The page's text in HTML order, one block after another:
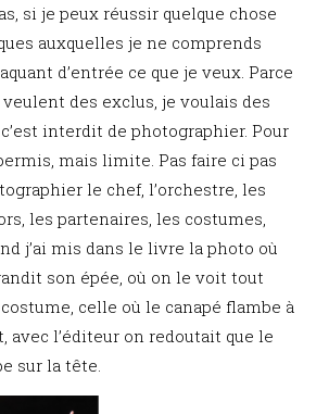
si je peux réussir quelque chose
auxquelles je ne comprends
d’entrée ce que je veux. Parce
des exclus, je voulais des
interdit de photographier. Pour
mais limite. Pas faire ci pas
le chef, l’orchestre, les
les partenaires, les costumes,
j’ai mis dans le livre la photo où
son épée, où on le voit tout
celle où le canapé flambe à
avec l’éditeur on redoutait que le
sur la tête.